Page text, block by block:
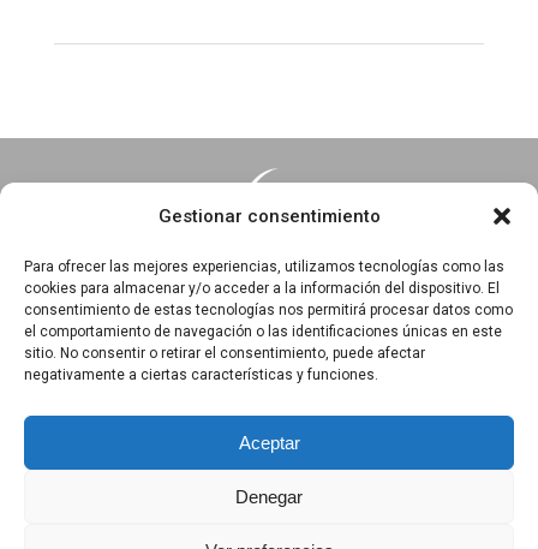
Gestionar consentimiento
Para ofrecer las mejores experiencias, utilizamos tecnologías como las
cookies para almacenar y/o acceder a la información del dispositivo. El
consentimiento de estas tecnologías nos permitirá procesar datos como
el comportamiento de navegación o las identificaciones únicas en este
sitio. No consentir o retirar el consentimiento, puede afectar
negativamente a ciertas características y funciones.
Aceptar
Denegar
Essentia · Espacio Terapéutico y Escuela de Yoga
C/Arrabal 25, 1°A y 1ºB 39003
Santander, Cantabria
618 836 285||618 836 218